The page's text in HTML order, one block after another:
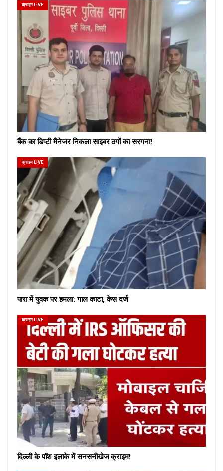
क्राइम LIVE
बैंक का डिप्टी मैनेजर निकला साइबर ठगों का सरगना!
क्राइम LIVE
पारा में युवक पर हमला: गाल काटा, केस दर्ज
क्राइम LIVE
दिल्ली के पॉश इलाके में सनसनीखेज क्राइम!